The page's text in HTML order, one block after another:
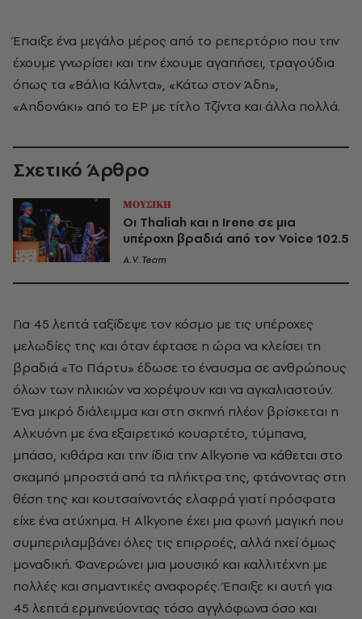
Έπαιξε ένα μεγάλο μέρος από το ρεπερτόριο που την
έχουμε γνωρίσει και την έχουμε αγαπήσει, τραγούδια
όπως τα «Βάλια Κάλντα», «Κάτω στον Άδη»,
«Αηδονάκι» από το EP με τίτλο Τζίντα και άλλα πολλά.
Σχετικό Άρθρο
ΜΟΥΣΙΚΗ
Oι Thaliah και η Irene σε μια
υπέροχη βραδιά από τον Voice 102.5
A.V. Team
Για 45 λεπτά ταξίδεψε τον κόσμο με τις υπέροχες
μελωδίες της και όταν έφτασε η ώρα να κλείσει τη
βραδιά «Το Πάρτυ» έδωσε το έναυσμα σε ανθρώπους
όλων των ηλικιών να χορέψουν και να αγκαλιαστούν.
Ένα μικρό διάλειμμα και στη σκηνή πλέον βρίσκεται η
Αλκυόνη με ένα εξαιρετικό κουαρτέτο, τύμπανα,
μπάσο, κιθάρα και την ίδια την Alkyone να κάθεται στο
σκαμπό μπροστά από τα πλήκτρα της, φτάνοντας στη
θέση της και κουτσαίνοντάς ελαφρά γιατί πρόσφατα
είχε ένα ατύχημα. Η Alkyone έχει μια φωνή μαγική που
συμπεριλαμβάνει όλες τις επιρροές, aλλά ηχεί όμως
μοναδική. Φανερώνει μια μουσικό και καλλιτέχνη με
πολλές και σημαντικές αναφορές. Έπαιξε κι αυτή για
45 λεπτά ερμηνεύοντας τόσο αγγλόφωνα όσο και